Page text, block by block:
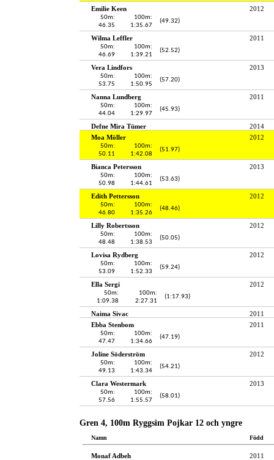
Emilie Keen 2012
50m:
46.35
100m:
1:35.67
(49.32)
Wilma Leffler 2011
50m:
46.69
100m:
1:39.21
(52.52)
Vera Lindfors 2013
50m:
53.75
100m:
1:50.95
(57.20)
Nanna Lundberg 2011
50m:
44.04
100m:
1:29.97
(45.93)
Defne Mira Tümer
2014
Moa Möller
2012
50m:
50.11
100m:
1:42.08
(51.97)
Bianca Petersson 2013
50m:
50.98
100m:
1:44.61
(53.63)
Edith Pettersson 2012
50m:
46.80
100m:
1:35.26
(48.46)
Lilly Robertsson 2012
50m:
48.48
100m:
1:38.53
(50.05)
Lovisa Rydberg 2012
50m:
53.09
100m:
1:52.33
(59.24)
Ella Sergi 2012
50m:
1:09.38
100m:
2:27.31
(1:17.93)
Naima Sivac
2011
Ebba Stenbom
2011
50m:
47.47
100m:
1:34.66
(47.19)
Joline Söderström 2012
50m:
49.13
100m:
1:43.34
(54.21)
Clara Westermark 2013
50m:
57.56
100m:
1:55.57
(58.01)
Gren 4, 100m Ryggsim Pojkar 12 och yngre
Namn Född
Monaf Adbeh 2011